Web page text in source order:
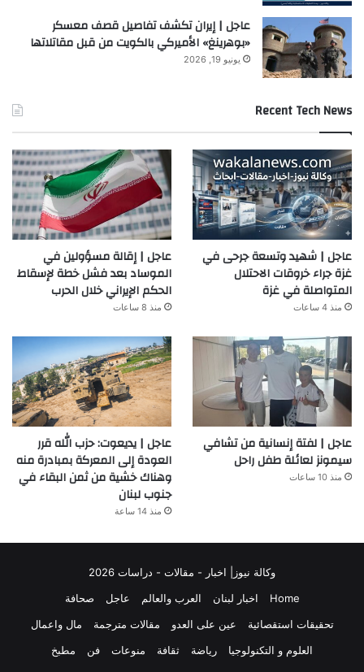
عاجل | إيران تكشف تفاصيل قصف معسكر
«بوهرينغ» الأميركي بالكويت من قبل مقاتلاتها
يونيو 19, 2026
Recent Tech News
عاجل | شهيد وتسعة جرحى في
غزة جراء خروقات الاحتلال
المتواصلة في غزة
منذ 4 ساعات
عاجل | إقالة مسؤولين في
الموساد بعد فشل خطة لإسقاط
الحكم الإيراني خلال الحرب
منذ 8 ساعات
عاجل | لفتة إنسانية من تشافي
سيمونز لعائلة طفل راحل
منذ 10 ساعات
عاجل | يديعوت: حزب الله قرر
العودة إلى المعركة بمبادرة منه
وهناك خشية من ثمن البقاء في
جنوب لبنان
منذ 14 ساعة
وكالة نيوز| اخبار - مقالات - دراسات 2026
Home
اخبار لبنان العرب والعالم عاجل
صحافة
تحقيقات استقصائية
عين على العدو مقالات مترجمة
مال واعمال
العلوم و التكنولوجيا
رياضة ثقافة منوعات فن مطبخ